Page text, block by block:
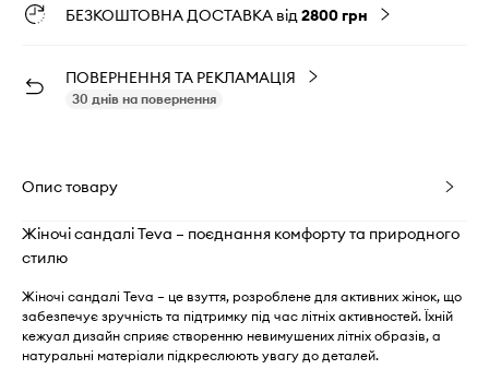
БЕЗКОШТОВНА ДОСТАВКА від2800 грн
ПОВЕРНЕННЯ ТА РЕКЛАМАЦІЯ
30 днів на повернення
Опис товару
Жіночі сандалі Teva – поєднання комфорту та природного
стилю
Жіночі сандалі Teva – це взуття, розроблене для активних жінок, що
забезпечує зручність та підтримку під час літніх активностей. Їхній
кежуал дизайн сприяє створенню невимушених літніх образів, а
натуральні матеріали підкреслюють увагу до деталей.